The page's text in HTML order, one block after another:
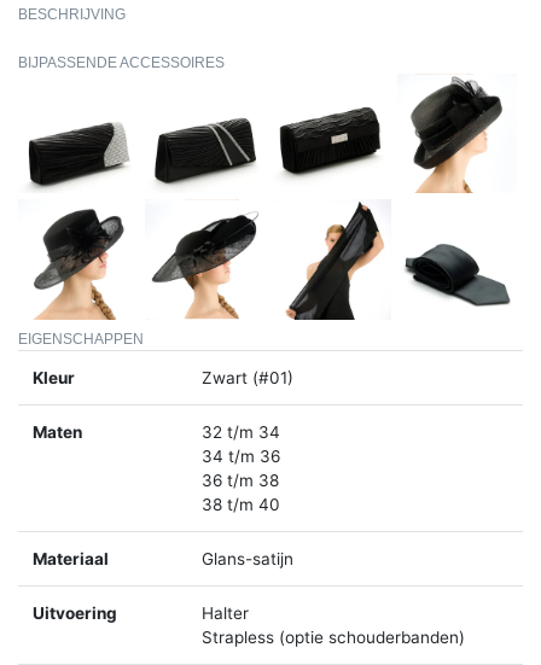
BESCHRIJVING
BIJPASSENDE ACCESSOIRES
EIGENSCHAPPEN
Kleur Zwart (#01)
Maten
32 t/m 34
34 t/m 36
36 t/m 38
38 t/m 40
Materiaal Glans-satijn
Uitvoering
Halter
Strapless (optie schouderbanden)